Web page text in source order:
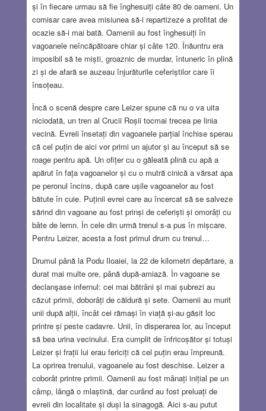
și în fiecare urmau să fie înghesuiți câte 80 de oameni. Un
comisar care avea misiunea să-i repartizeze a profitat de
ocazie să-i mai bată. Oamenii au fost înghesuiți în
vagoanele neîncăpătoare chiar și câte 120. Înăuntru era
imposibil să te miști, groaznic de murdar, întuneric în plină
zi și de afară se auzeau înjurăturile ceferiștilor care îi
însoțeau.
Încă o scenă despre care Leizer spune că nu o va uita
niciodată, un tren al Crucii Roșii tocmai trecea pe linia
vecină. Evreii însetați din vagoanele parțial închise sperau
că cel puțin de aici vor primi un ajutor și au început să se
roage pentru apă. Un ofițer cu o găleată plină cu apă a
apărut în fața vagoanelor și cu o mutră cinică a vărsat apa
pe peronul încins, după care ușile vagoanelor au fost
bătute în cuie. Puținii evrei care au încercat să se salveze
sărind din vagoane au fost prinși de ceferiști și omorâți cu
bâte de lemn. În cele din urmă trenul s-a pus în mișcare.
Pentru Leizer, acesta a fost primul drum cu trenul…
Drumul până la Podu Iloaiei, la 22 de kilometri depărtare, a
durat mai multe ore, până după-amiază. În vagoane se
declanşase infernul: cei mai bătrâni și mai șubrezi au
căzut primii, doborâți de căldură și sete. Oamenii au murit
unii după alții, încât cei rămași în viață și-au găsit loc
printre și peste cadavre. Unii, în disperarea lor, au început
să bea urina vecinului. Era cumplit de înfricoșător și totuși
Leizer și frații lui erau fericiți că cel puțin erau împreună.
La oprirea trenului, vagoanele au fost deschise. Leizer a
coborât printre primii. Oamenii au fost mânați inițial pe un
câmp, lângă o mlaștină, dar curând au fost preluați de
evreii din localitate și duși la sinagogă. Aici s-au putut